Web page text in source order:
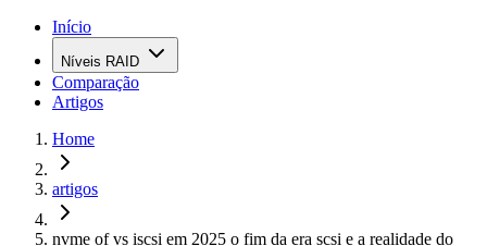
Início
Níveis RAID
Comparação
Artigos
Home
artigos
nvme of vs iscsi em 2025 o fim da era scsi e a realidade do